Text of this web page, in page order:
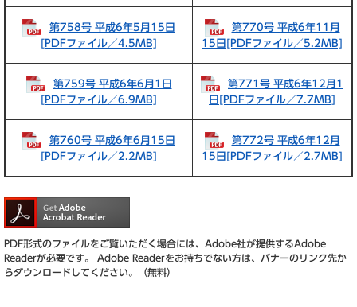
第758号 平成6年5月15日
[PDFファイル／4.5MB]
第770号 平成6年11月
15日[PDFファイル／5.2MB]
第759号 平成6年6月1日
[PDFファイル／6.9MB]
第771号 平成6年12月1
日[PDFファイル／7.7MB]
第760号 平成6年6月15日
[PDFファイル／2.2MB]
第772号 平成6年12月
15日[PDFファイル／2.7MB]
PDF形式のファイルをご覧いただく場合には、Adobe社が提供するAdobe
Readerが必要です。
Adobe Readerをお持ちでない方は、バナーのリンク先か
らダウンロードしてください。（無料）